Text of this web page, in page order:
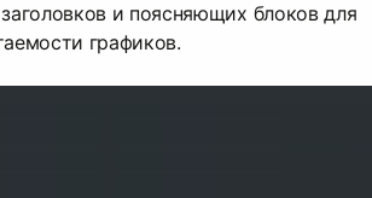
и поясняющих блоков для
графиков.